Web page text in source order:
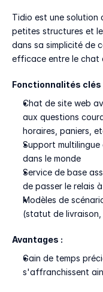
Tidio est une
petites structures et
dans sa simplicité de
efficace entre le chat
Fonctionnalités clés
Chat de site web
aux questions
horaires, paniers,
Support
dans le monde
Service de base
de passer le relais
Modèles de
(statut de
Avantages :
Gain de temps
s'affranchissent